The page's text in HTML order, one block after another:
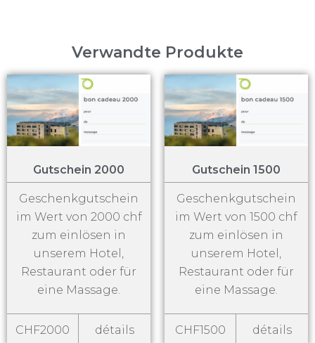
Verwandte Produkte
Gutschein 2000
Geschenkgutschein
im Wert von 2000 chf
zum einlösen in
unserem Hotel,
Restaurant oder für
eine Massage.
CHF2000 détails
Gutschein 1500
Geschenkgutschein
im Wert von 1500 chf
zum einlösen in
unserem Hotel,
Restaurant oder für
eine Massage.
CHF1500 détails